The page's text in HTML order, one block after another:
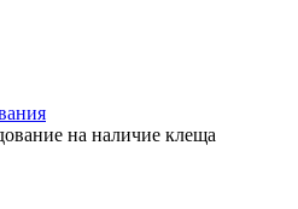
на наличие клеща